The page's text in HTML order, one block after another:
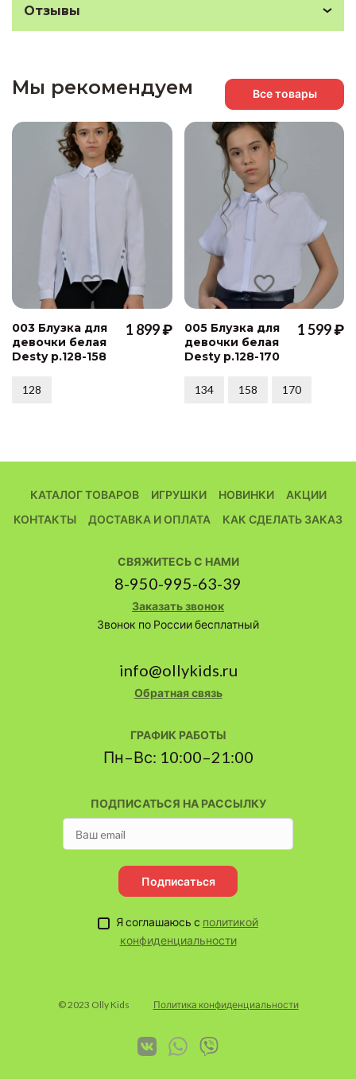
Отзывы
Мы рекомендуем Все товары
003 Блузка для
девочки белая
Desty р.128-158
1 899 ₽
128
005 Блузка для
девочки белая
Desty р.128-170
1 599 ₽
134 158 170
КАТАЛОГ ТОВАРОВ ИГРУШКИ НОВИНКИ
АКЦИИ
КОНТАКТЫ
ДОСТАВКА И ОПЛАТА КАК СДЕЛАТЬ ЗАКАЗ
ПОДПИСАТЬСЯ НА РАССЫЛКУ
Подписаться
Я соглашаюсь с политикой
конфиденциальности
СВЯЖИТЕСЬ С НАМИ
8-950-995-63-39
Заказать звонок
Звонок по России бесплатный
info@ollykids.ru
Обратная связь
ГРАФИК РАБОТЫ
Пн–Вс: 10:00–21:00
© 2023 Olly Kids Политика конфиденциальности